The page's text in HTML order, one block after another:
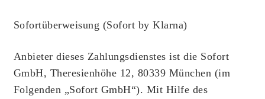
Sofortüberweisung (Sofort by Klarna)
Anbieter dieses Zahlungsdienstes ist die Sofort
GmbH, Theresienhöhe 12, 80339 München (im
Folgenden „Sofort GmbH“). Mit Hilfe des